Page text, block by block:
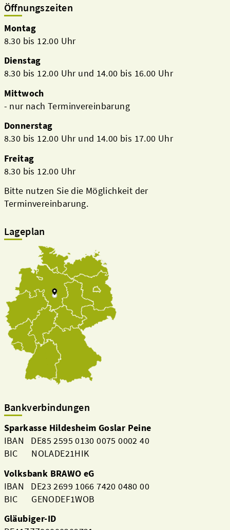
Öffnungszeiten
Montag
8.30 bis 12.00 Uhr
Dienstag
8.30 bis 12.00 Uhr und 14.00 bis 16.00 Uhr
Mittwoch
- nur nach Terminvereinbarung
Donnerstag
8.30 bis 12.00 Uhr und 14.00 bis 17.00 Uhr
Freitag
8.30 bis 12.00 Uhr
Bitte nutzen Sie die Möglichkeit der
Terminvereinbarung.
Lageplan
Bankverbindungen
Sparkasse Hildesheim Goslar Peine
IBAN DE85 2595 0130 0075 0002 40
BIC NOLADE21HIK
Volksbank BRAWO eG
IBAN DE23 2699 1066 7420 0480 00
BIC GENODEF1WOB
Gläubiger-ID